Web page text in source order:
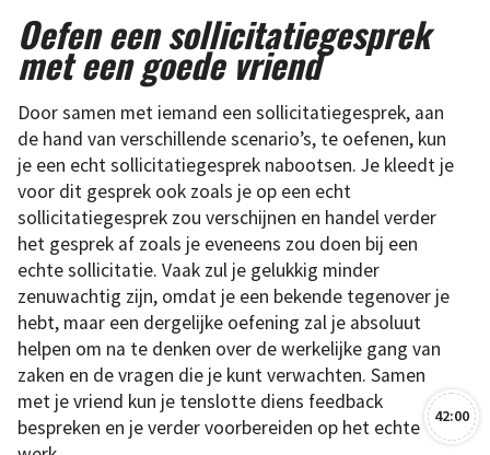
Oefen een sollicitatiegesprek
met een goede vriend
Door samen met iemand een sollicitatiegesprek, aan
de hand van verschillende scenario’s, te oefenen, kun
je een echt sollicitatiegesprek nabootsen. Je kleedt je
voor dit gesprek ook zoals je op een echt
sollicitatiegesprek zou verschijnen en handel verder
het gesprek af zoals je eveneens zou doen bij een
echte sollicitatie. Vaak zul je gelukkig minder
zenuwachtig zijn, omdat je een bekende tegenover je
hebt, maar een dergelijke oefening zal je absoluut
helpen om na te denken over de werkelijke gang van
zaken en de vragen die je kunt verwachten. Samen
met je vriend kun je tenslotte diens feedback
bespreken en je verder voorbereiden op het echte
42:00